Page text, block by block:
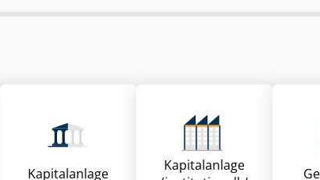
Kapitalanlage
Kapitalanlage